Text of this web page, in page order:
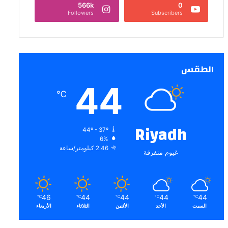
0
Subscribers
566k
Followers
الطقس
Riyadh
غيوم متفرقة
44
℃
44º - 37º
6%
2.46 كيلومتر/ساعة
44
℃
السبت
44
℃
الأحد
44
℃
الأثنين
44
℃
الثلاثاء
46
℃
الأربعاء